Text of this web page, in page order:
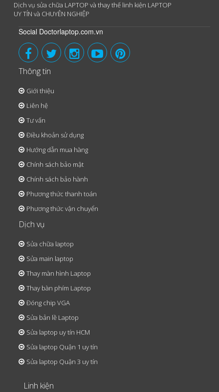
Dịch vụ sửa chữa LAPTOP và thay thế linh kiện LAPTOP
UY TÍN và CHUYÊN NGHIỆP
Social Doctorlaptop.com.vn
Thông tin
Giới thiệu
Liên hệ
Tư vấn
Điều khoản sử dụng
Hướng dẫn mua hàng
Chính sách bảo mật
Chính sách bảo hành
Phương thức thanh toán
Phương thức vận chuyển
Dịch vụ
Sửa chữa laptop
Sửa main laptop
Thay màn hình Laptop
Thay bàn phím Laptop
Đóng chip VGA
Sửa bản lề Laptop
Sửa laptop uy tín HCM
Sửa laptop Quận 1 uy tín
Sửa laptop Quận 3 uy tín
Linh kiện